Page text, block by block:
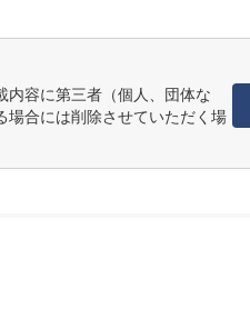
内容に第三者（個人、団体な
場合には削除させていただく場